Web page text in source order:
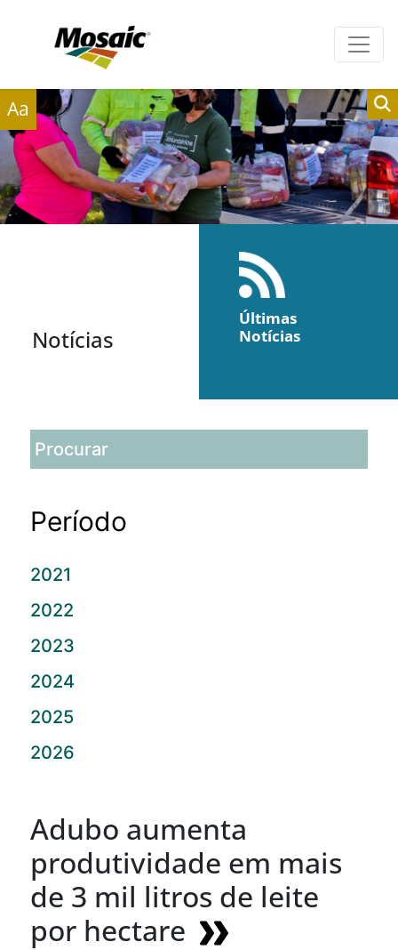
Fornecedores
Aa
Notícias
Últimas
Notícias
Período
2021
2022
2023
2024
2025
2026
Adubo aumenta
produtividade em mais
de 3 mil litros de leite
por hectare